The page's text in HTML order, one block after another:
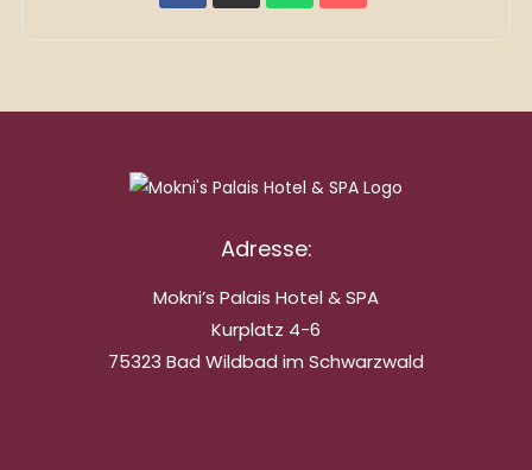
Adresse:
Mokni’s Palais Hotel & SPA
Kurplatz 4-6
75323 Bad Wildbad im Schwarzwald